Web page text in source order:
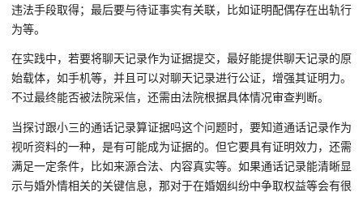
违法手段取得；最后要与待证事实有关联，比如证明配偶存在出轨行
为等。
在实践中，若要将聊天记录作为证据提交，最好能提供聊天记录的原
始载体，如手机等，并且可以对聊天记录进行公证，增强其证明力。
不过最终能否被法院采信，还需由法院根据具体情况审查判断。
当探讨跟小三的通话记录算证据吗这个问题时，要知道通话记录作为
视听资料的一种，是有可能成为证据的。但它要具有证明效力，还需
满足一定条件，比如来源合法、内容真实等。如果通话记录能清晰显
示与婚外情相关的关键信息，那对于在婚姻纠纷中争取权益等会有很